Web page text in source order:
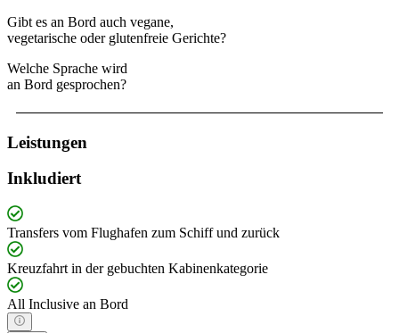
Gibt es an Bord auch vegane,
vegetarische oder glutenfreie Gerichte?
Welche Sprache wird
an Bord gesprochen?
Leistungen
Inkludiert
Transfers vom Flughafen zum Schiff und zurück
Kreuzfahrt in der gebuchten Kabinenkategorie
All Inclusive an Bord